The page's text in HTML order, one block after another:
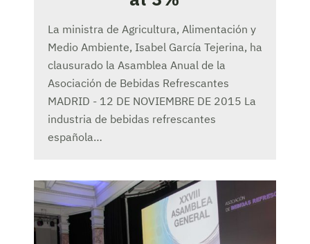
La ministra de Agricultura, Alimentación y
Medio Ambiente, Isabel García Tejerina, ha
clausurado la Asamblea Anual de la
Asociación de Bebidas Refrescantes
MADRID - 12 DE NOVIEMBRE DE 2015 La
industria de bebidas refrescantes
española…